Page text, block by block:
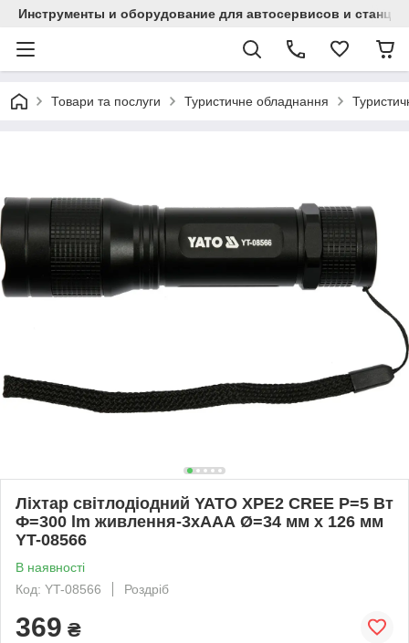
Инструменты и оборудование для автосервисов и
Товари та послуги Туристичне обладнання
Ліхтар світлодіодний YATO XPE2 CREE Р=5 Вт
Ф=300 lm живлення-3хААА Ø=34 мм х 126 мм
YT-08566
В наявності
Код: YT-08566
Роздріб
369 ₴